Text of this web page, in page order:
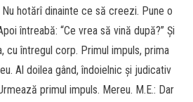
hotărî dinainte ce să creezi. Pune o
întreabă: “Ce vrea să vină după?” Și
cu întregul corp. Primul impuls, prima
Al doilea gând, îndoielnic și judicativ
primul impuls. Mereu. M.E.: Dar